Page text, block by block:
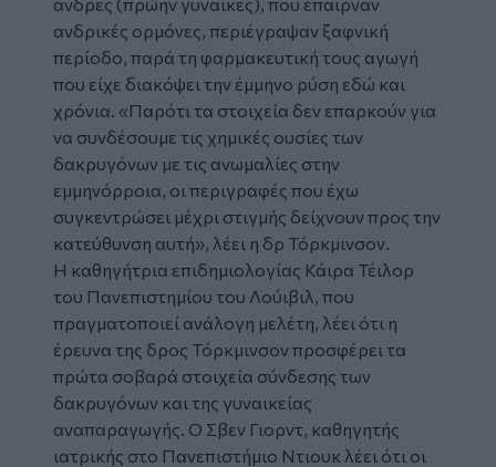
ανδρικές ορμόνες, περιέγραψαν ξαφνική
περίοδο, παρά τη φαρμακευτική τους αγωγή
που είχε διακόψει την έμμηνο ρύση εδώ και
χρόνια. «Παρότι τα στοιχεία δεν επαρκούν για
να συνδέσουμε τις χημικές ουσίες των
δακρυγόνων με τις ανωμαλίες στην
εμμηνόρροια, οι περιγραφές που έχω
συγκεντρώσει μέχρι στιγμής δείχνουν προς την
κατεύθυνση αυτή», λέει η δρ Τόρκμινσον.
Η καθηγήτρια επιδημιολογίας Κάιρα Τέιλορ
του Πανεπιστημίου του Λούιβιλ, που
πραγματοποιεί ανάλογη μελέτη, λέει ότι η
έρευνα της δρος Τόρκμινσον προσφέρει τα
πρώτα σοβαρά στοιχεία σύνδεσης των
δακρυγόνων και της γυναικείας
αναπαραγωγής. Ο Σβεν Γιορντ, καθηγητής
ιατρικής στο Πανεπιστήμιο Ντιουκ λέει ότι οι